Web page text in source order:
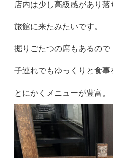
店内は少し高級感があり
旅館に来たみたいです。
掘りごたつの席もあるので
子連れでもゆっくりと食事
とにかくメニューが豊富。